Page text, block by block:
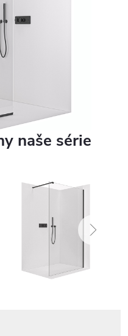
naše série